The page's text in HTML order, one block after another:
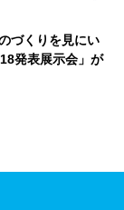
づくりを見にい
発表展示会」が